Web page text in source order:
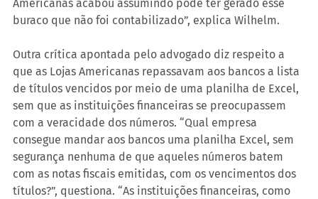
Americanas acabou assumindo pode ter gerado esse
buraco que não foi contabilizado”, explica Wilhelm.
Outra crítica apontada pelo advogado diz respeito a
que as Lojas Americanas repassavam aos bancos a lista
de títulos vencidos por meio de uma planilha de Excel,
sem que as instituições financeiras se preocupassem
com a veracidade dos números. “Qual empresa
consegue mandar aos bancos uma planilha Excel, sem
segurança nenhuma de que aqueles números batem
com as notas fiscais emitidas, com os vencimentos dos
títulos?”, questiona. “As instituições financeiras, como